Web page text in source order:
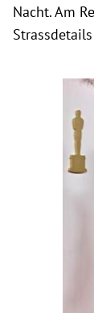
Nacht. Am